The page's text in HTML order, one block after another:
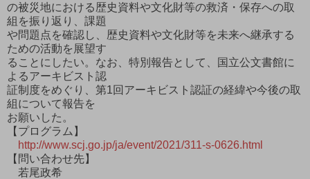
の被災地における歴史資料や文化財等の救済・保存への取
組を振り返り、課題
や問題点を確認し、歴史資料や文化財等を未来へ継承する
ための活動を展望す
ることにしたい。なお、特別報告として、国立公文書館に
よるアーキビスト認
証制度をめぐり、第1回アーキビスト認証の経緯や今後の取
組について報告を
お願いした。
【プログラム】
http://www.scj.go.jp/ja/event/2021/311-s-0626.html
【問い合わせ先】
若尾政希